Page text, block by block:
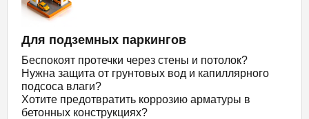
Для подземных паркингов
Беспокоят протечки через стены и потолок?
Нужна защита от грунтовых вод и капиллярного
подсоса влаги?
Хотите предотвратить коррозию арматуры в
бетонных конструкциях?